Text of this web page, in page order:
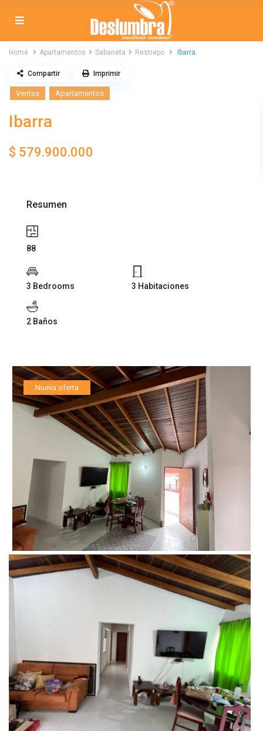
Home Apartamentos Sabaneta Restrepo Ibarra
Ventas Apartamentos
Ibarra
$ 579.900.000
Compartir Imprimir
Resumen
88
3 Bedrooms 3 Habitaciones
2 Baños
Nueva oferta